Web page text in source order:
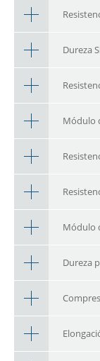
Dureza
Módulo
Módulo
Dureza